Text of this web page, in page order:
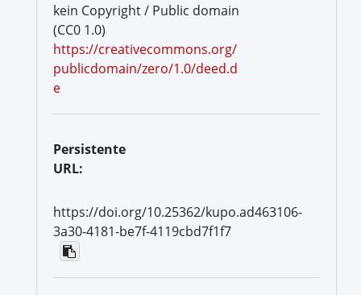
kein Copyright / Public domain
(CC0 1.0)
https://creativecommons.org/
publicdomain/zero/1.0/deed.d
e
Persistente
URL:
https://doi.org/10.25362/kupo.ad463106-
3a30-4181-be7f-4119cbd7f1f7